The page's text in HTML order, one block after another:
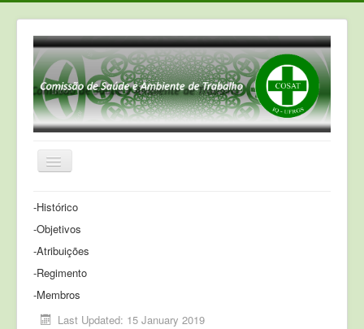
Toggle
INSTITUCIONAL
INFORMATIVO
INFORMAÇÕES GERAIS
NORMAS&PORTARIAS
CONTATOS
-Histórico
-Objetivos
-Atribuições
-Regimento
-Membros
Last Updated: 15 January 2019